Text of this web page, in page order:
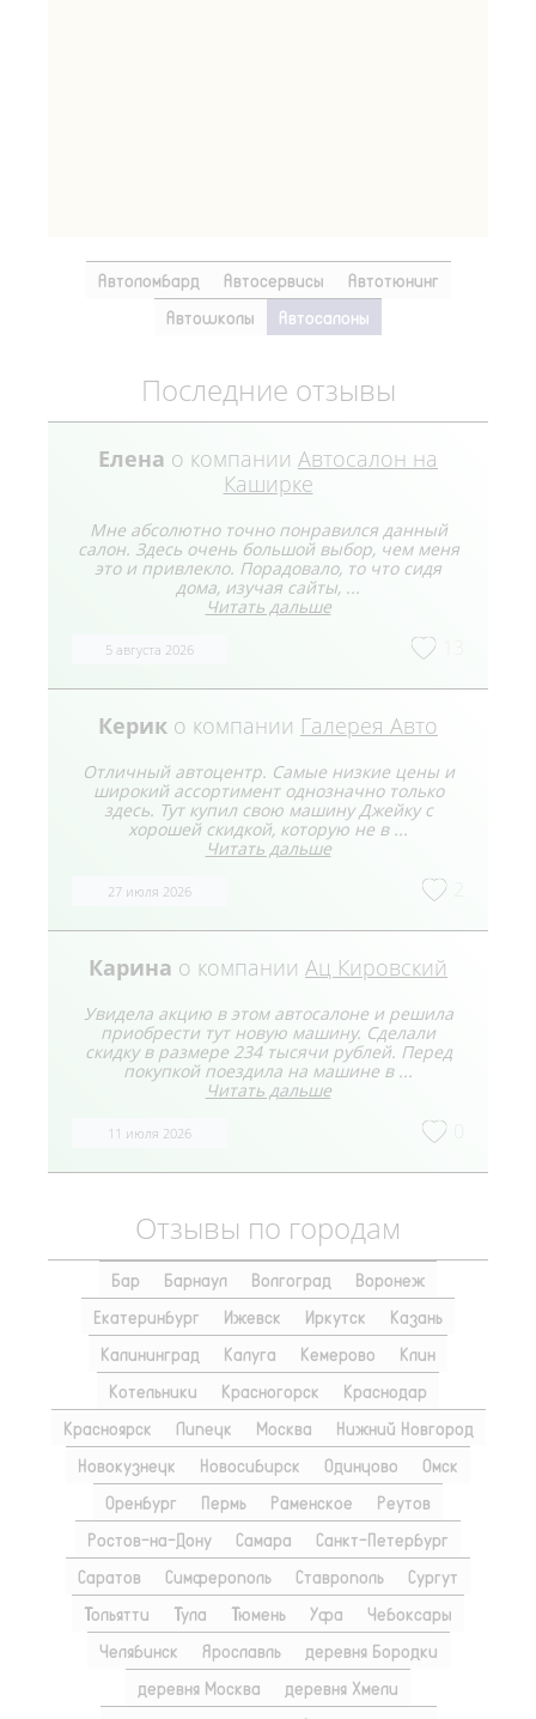
Автоломбард Автосервисы
Автотюнинг
Автошколы
Автосалоны
Последние отзывы
Елена о компании Автосалон на
Каширке
Мне абсолютно точно понравился данный
салон. Здесь очень большой выбор, чем меня
это и привлекло. Порадовало, то что сидя
дома, изучая сайты, ...
Читать дальше
5 августа 2026
Керик о компании Галерея Авто
Отличный автоцентр. Самые низкие цены и
широкий ассортимент однозначно только
здесь. Тут купил свою машину Джейку с
хорошей скидкой, которую не в ...
Читать дальше
27 июля 2026
Карина о компании Ац Кировский
Увидела акцию в этом автосалоне и решила
приобрести тут новую машину. Сделали
скидку в размере 234 тысячи рублей. Перед
покупкой поездила на машине в ...
Читать дальше
11 июля 2026
Отзывы по городам
Бар Барнаул Волгоград
Воронеж
Екатеринбург
Ижевск Иркутск
Казань
Калининград
Калуга Кемерово
Клин
Котельники
Красногорск
Краснодар
Красноярск
Липецк Москва
Нижний Новгород
Новокузнецк
Новосибирск Одинцово
Омск
Оренбург
Пермь Раменское
Реутов
Ростов-на-Дону
Самара
Санкт-Петербург
Саратов
Симферополь Ставрополь
Сургут
Тольятти
Тула Тюмень Уфа
Чебоксары
Челябинск
Ярославль
деревня Бородки
деревня Москва
деревня Хмели